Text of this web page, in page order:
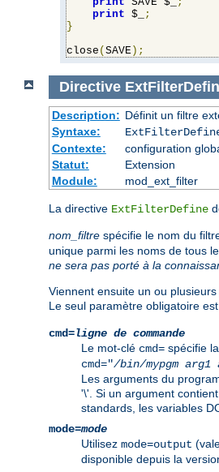
print $_
;
}
close ( SAVE );
Directive
Description: Définit un filtre
Syntaxe:
Contexte:
configuration
Statut:
Extension
Module:
mod_ext_filter
La directive ExtFilterDefine
nom_filtre spécifie le nom du
unique parmi les noms de tous
ne sera pas porté à la
Viennent ensuite un ou
Le seul paramètre obligatoire est
cmd=ligne de commande
Le mot-clé cmd= spécifie
cmd="/bin/mypgm arg1
Les arguments du
'\'. Si un argument
standards, les variables
mode=mode
Utilisez mode=output
disponible depuis la